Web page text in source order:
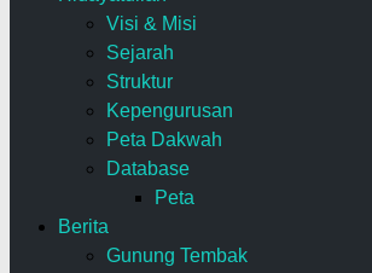
Visi & Misi
Sejarah
Struktur
Kepengurusan
Peta Dakwah
Database
Peta
Berita
Gunung Tembak